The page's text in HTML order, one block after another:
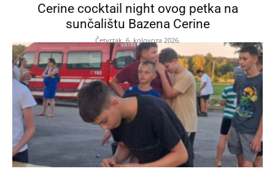
Cerine cocktail night ovog petka na
sunčalištu Bazena Cerine
Četvrtak, 6. kolovoza 2026.